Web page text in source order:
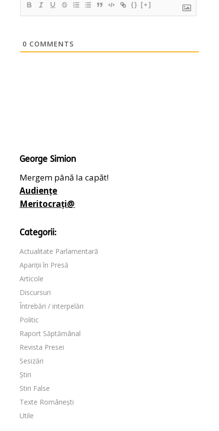
{} [+]
0 COMMENTS
George Simion
Mergem până la capăt!
Audiențe
Meritocrați@
Categorii:
Actualitate Parlamentară
Apariții în Presă
Articole
Discursuri
Întrebări / interpelări
Politic
Raport Săptămânal
Revista Presei
Sesizări
Știri
Stiri False
Texte Românești
Utile